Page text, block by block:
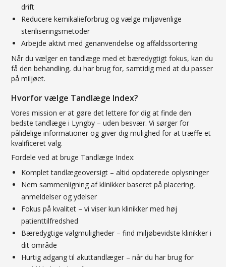
drift
Reducere kemikalieforbrug og vælge miljøvenlige
steriliseringsmetoder
Arbejde aktivt med genanvendelse og affaldssortering
Når du vælger en tandlæge med et bæredygtigt fokus, kan du
få den behandling, du har brug for, samtidig med at du passer
på miljøet.
Hvorfor vælge Tandlæge Index?
Vores mission er at gøre det lettere for dig at finde den
bedste tandlæge i Lyngby – uden besvær. Vi sørger for
pålidelige informationer og giver dig mulighed for at træffe et
kvalificeret valg.
Fordele ved at bruge Tandlæge Index:
Komplet tandlægeoversigt – altid opdaterede oplysninger
Nem sammenligning af klinikker baseret på placering,
anmeldelser og ydelser
Fokus på kvalitet – vi viser kun klinikker med høj
patienttilfredshed
Bæredygtige valgmuligheder – find miljøbevidste klinikker i
dit område
Hurtig adgang til akuttandlæger – når du har brug for